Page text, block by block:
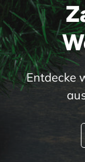
Entdecke